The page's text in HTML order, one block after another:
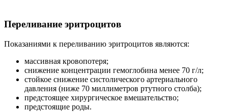
Переливание эритроцитов
Показаниями к переливанию эритроцитов являются:
массивная кровопотеря;
снижение концентрации гемоглобина менее 70 г/л;
стойкое снижение систолического артериального
давления (ниже 70 миллиметров ртутного столба);
предстоящее хирургическое вмешательство;
предстоящие роды.